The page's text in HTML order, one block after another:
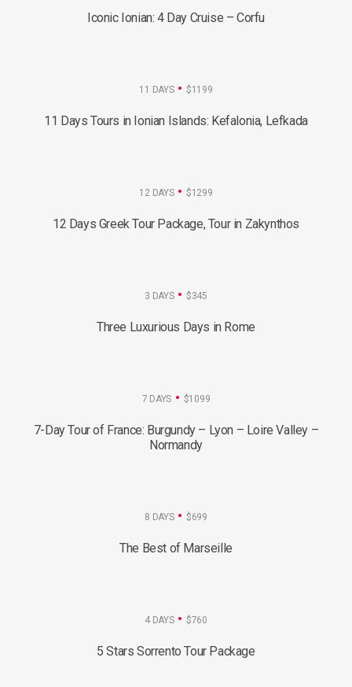
Iconic Ionian: 4 Day Cruise – Corfu
11 DAYS $1199
11 Days Tours in Ionian Islands: Kefalonia, Lefkada
12 DAYS $1299
12 Days Greek Tour Package, Tour in Zakynthos
3 DAYS $345
Three Luxurious Days in Rome
7 DAYS $1099
7-Day Tour of France: Burgundy – Lyon – Loire Valley –
Normandy
8 DAYS $699
The Best of Marseille
4 DAYS $760
5 Stars Sorrento Tour Package